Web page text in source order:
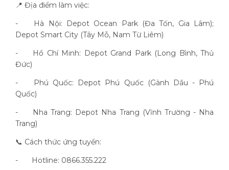
📍 Địa điểm làm việc:
-
Hà Nội: Depot Ocean Park (Đa Tốn, Gia Lâm);
Depot Smart City (Tây Mỗ, Nam Từ Liêm)
-
Hồ Chí Minh: Depot Grand Park (Long Bình, Thủ
Đức)
-
Phú Quốc: Depot Phú Quốc (Gành Dầu - Phú
Quốc)
-
Nha Trang: Depot Nha Trang (Vĩnh Trường - Nha
Trang)
📞 Cách thức ứng tuyển:
-
Hotline: 0866.355.222